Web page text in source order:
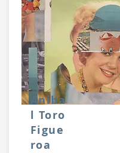
Aniba
l Toro
Figue
roa